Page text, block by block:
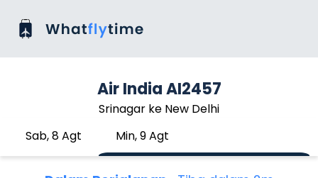
Air India AI2457
Srinagar ke New Delhi
Sab, 8 Agt
Min, 9 Agt